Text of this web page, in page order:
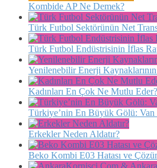
Kombide AP Ne Demek?
Türk Futbol Sektörünün Net
Türk Futbol Endüstrisinin İflas
Yenilenebilir Enerji Kaynaklarının
Kadınları En Çok Ne Mutlu Eder?
Türkiye’nin En Büyük Gölü: Van
Erkekler Neden Aldatır?
Beko Kombi E03 Hatası ve